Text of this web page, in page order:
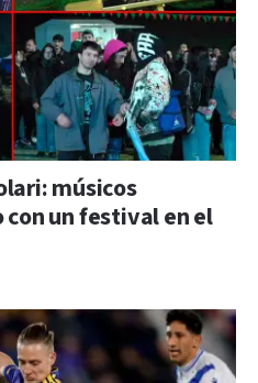
músicos
un festival en el